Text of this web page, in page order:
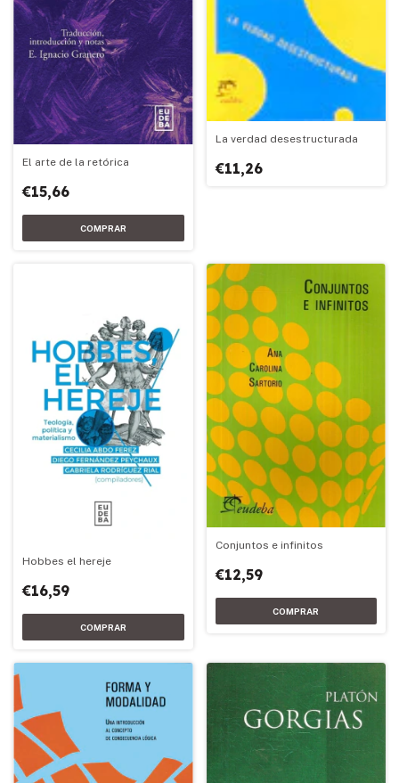
El arte de la retórica
€15,66
La verdad desestructurada
€11,26
Hobbes el hereje
€16,59
Conjuntos e infinitos
€12,59